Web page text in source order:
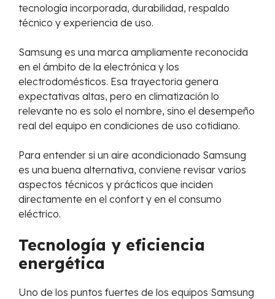
tecnología incorporada, durabilidad, respaldo
técnico y experiencia de uso.
Samsung es una marca ampliamente reconocida
en el ámbito de la electrónica y los
electrodomésticos. Esa trayectoria genera
expectativas altas, pero en climatización lo
relevante no es solo el nombre, sino el desempeño
real del equipo en condiciones de uso cotidiano.
Para entender si un aire acondicionado Samsung
es una buena alternativa, conviene revisar varios
aspectos técnicos y prácticos que inciden
directamente en el confort y en el consumo
eléctrico.
Tecnología y eficiencia
energética
Uno de los puntos fuertes de los equipos Samsung